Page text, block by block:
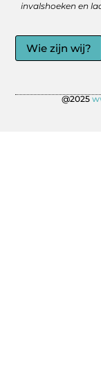
invalshoeken en
Wie zijn wij?
@2025